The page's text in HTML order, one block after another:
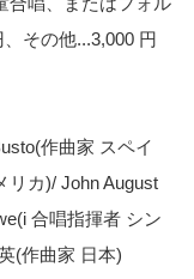
その他...3,000 円
作曲家 スペイ
リカ)/ John August
合唱指揮者 シン
(作曲家 日本)